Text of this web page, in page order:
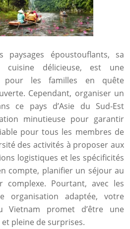
paysages époustouflants, sa
délicieuse, est une
pour les familles en quête
Cependant, organiser un
ce pays d’Asie du Sud-Est
minutieuse pour garantir
pour tous les membres de
des activités à proposer aux
logistiques et les spécificités
compte, planifier un séjour au
complexe. Pourtant, avec les
organisation adaptée, votre
Vietnam promet d’être une
pleine de surprises.